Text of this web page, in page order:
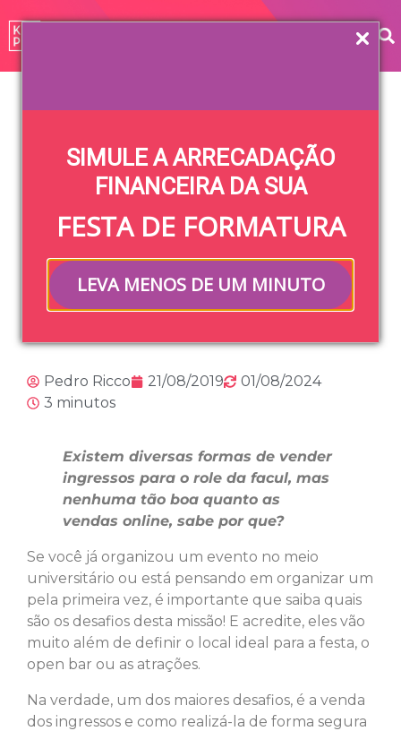
SIMULE A ARRECADAÇÃO
FINANCEIRA DA SUA
FESTA DE FORMATURA
LEVA MENOS DE UM MINUTO
Home»Blog»Gestão Financeira»Razões para optar
Razões para optar
por vendas online
no rolê da
Pedro Ricco 21/08/2019
01/08/2024
3 minutos
Existem diversas formas de vender
ingressos para o role da facul, mas
nenhuma tão boa quanto as
vendas online, sabe por que?
Se você já organizou um evento no meio
universitário ou está pensando em organizar um
pela primeira vez, é importante que saiba quais
são os desafios desta missão! E acredite, eles vão
muito além de definir o local ideal para a festa, o
open bar ou as atrações.
Na verdade, um dos maiores desafios, é a venda
dos ingressos e como realizá-la de forma segura